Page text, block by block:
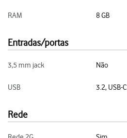
RAM 8 GB
Entradas/portas
3,5 mm jack Não
USB 3.2, USB-C
Rede